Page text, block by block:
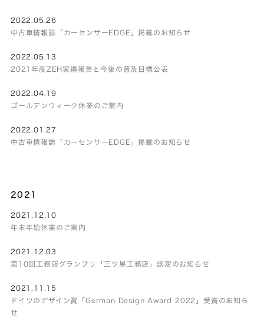
2022.05.26
中古車情報誌「カーセンサーEDGE」掲載のお知らせ
2022.05.13
2021年度ZEH実績報告と今後の普及目標公表
2022.04.19
ゴールデンウィーク休業のご案内
2022.01.27
中古車情報誌「カーセンサーEDGE」掲載のお知らせ
2021
2021.12.10
年末年始休業のご案内
2021.12.03
第10回工務店グランプリ「三ツ星工務店」認定のお知らせ
2021.11.15
ドイツのデザイン賞「German Design Award 2022」受賞のお知ら
せ